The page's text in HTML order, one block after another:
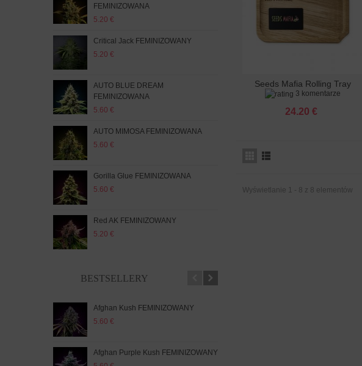
FEMINIZOWANA
5.20 €
Critical Jack FEMINIZOWANY
5.20 €
AUTO BLUE DREAM
FEMINIZOWANA
5.60 €
AUTO MIMOSA FEMINIZOWANA
5.60 €
Gorilla Glue FEMINIZOWANA
5.60 €
Red AK FEMINIZOWANY
5.20 €
5.60 €
Purple Punch FEMINIZOWANY
AUTO PURPLE KUSH
FEMINIZOWANY
5.60 €
BESTSELLERY
Afghan Kush FEMINIZOWANY
5.60 €
Afghan Purple Kush FEMINIZOWANY
Dodaj do koszyka
Seeds Mafia Rolling Tray
3 komentarze
24.20 €
Wyświetlanie 1 - 8 z 8 elementów